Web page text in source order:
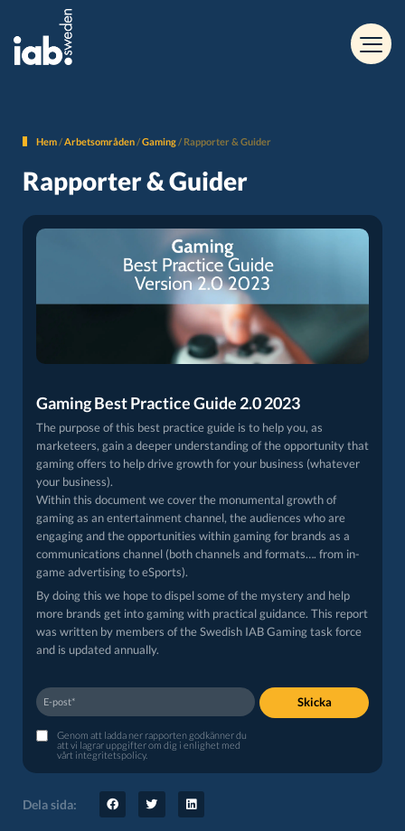
Hem/Arbetsområden/Gaming/ Rapporter & Guider
Rapporter & Guider
Gaming Best Practice Guide 2.0 2023
The purpose of this best practice guide is to help you, as
marketeers, gain a deeper understanding of the opportunity that
gaming offers to help drive growth for your business (whatever
your business).
Within this document we cover the monumental growth of
gaming as an entertainment channel, the audiences who are
engaging and the opportunities within gaming for brands as a
communications channel (both channels and formats…. from in-
game advertising to eSports).
By doing this we hope to dispel some of the mystery and help
more brands get into gaming with practical guidance. This report
was written by members of the Swedish IAB Gaming task force
and is updated annually.
Genom att ladda ner rapporten godkänner du
att vi lagrar uppgifter om dig i enlighet med
vårt integritetspolicy.
Skicka
Dela sida: